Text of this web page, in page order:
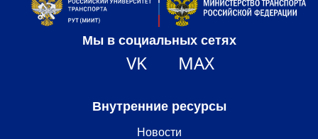
Мы в социальных сетях
VK MAX
Внутренние ресурсы
Новости